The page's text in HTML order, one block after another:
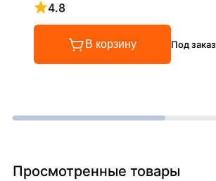
4.8
Рейтинг 4.8 из 5
В корзину Под заказ
Просмотренные товары